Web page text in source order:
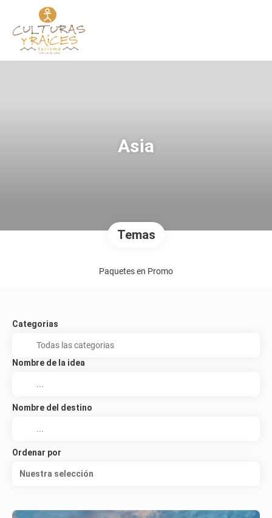
Asia
Temas
Paquetes en Promo
Categorias
Nombre de la idea
Nombre del destino
Ordenar por
Nuestra selección